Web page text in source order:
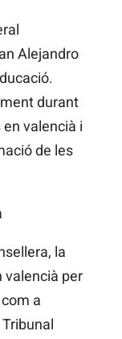
Alejandro
durant
en valencià i
de les
la
valencià per
a